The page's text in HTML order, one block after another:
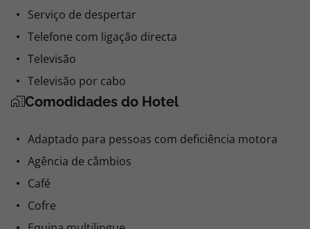
Serviço de despertar
Telefone com ligação directa
Televisão
Televisão por cabo
Comodidades do Hotel
Adaptado para pessoas com deficiência motora
Agência de câmbios
Café
Cofre